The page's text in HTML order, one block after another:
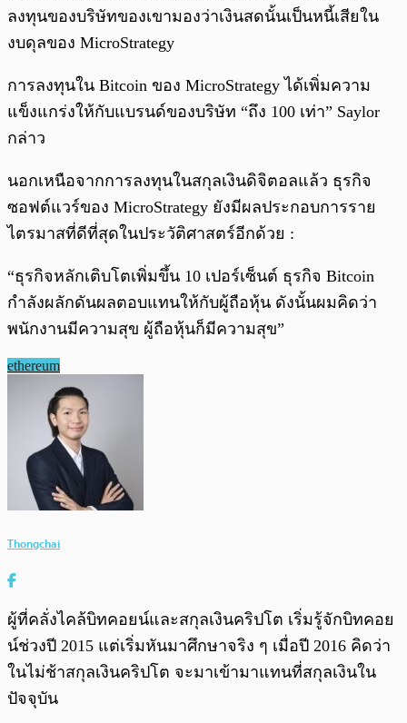
ลงทุนของบริษัทของเขามองว่าเงินสดนั้นเป็นหนี้เสียใน
งบดุลของ MicroStrategy
การลงทุนใน Bitcoin ของ MicroStrategy ได้เพิ่มความ
แข็งแกร่งให้กับแบรนด์ของบริษัท “ถึง 100 เท่า” Saylor
กล่าว
นอกเหนือจากการลงทุนในสกุลเงินดิจิตอลแล้ว ธุรกิจ
ซอฟต์แวร์ของ MicroStrategy ยังมีผลประกอบการราย
ไตรมาสที่ดีที่สุดในประวัติศาสตร์อีกด้วย :
“ธุรกิจหลักเติบโตเพิ่มขึ้น 10 เปอร์เซ็นต์ ธุรกิจ Bitcoin
กำลังผลักดันผลตอบแทนให้กับผู้ถือหุ้น ดังนั้นผมคิดว่า
พนักงานมีความสุข ผู้ถือหุ้นก็มีความสุข”
ethereum
Thongchai
ผู้ที่คลั่งไคล้บิทคอยน์และสกุลเงินคริปโต เริ่มรู้จักบิทคอย
น์ช่วงปี 2015 แต่เริ่มหันมาศึกษาจริง ๆ เมื่อปี 2016 คิดว่า
ในไม่ช้าสกุลเงินคริปโต จะมาเข้ามาแทนที่สกุลเงินใน
ปัจจุบัน